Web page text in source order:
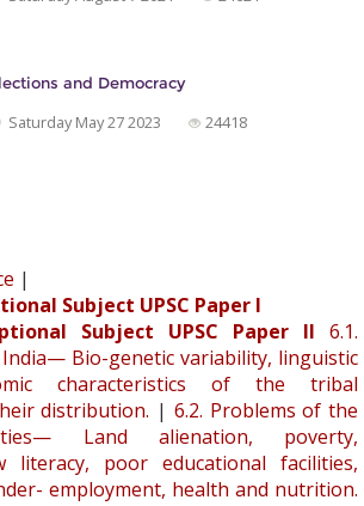
and Democracy
Saturday May 27 2023 24418
|
Subject UPSC Paper I
Subject UPSC Paper II 6.1.
Bio-genetic variability, linguistic
characteristics of the tribal
distribution. | 6.2. Problems of the
Land alienation, poverty,
literacy, poor educational facilities,
employment, health and nutrition.